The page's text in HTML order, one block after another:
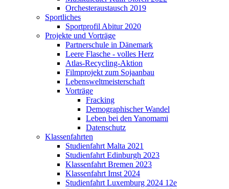
Orchesteraustausch 2019
Sportliches
Sportprofil Abitur 2020
Projekte und Vorträge
Partnerschule in Dänemark
Leere Flasche - volles Herz
Atlas-Recycling-Aktion
Filmprojekt zum Sojaanbau
Lebensweltmeisterschaft
Vorträge
Fracking
Demographischer Wandel
Leben bei den Yanomami
Datenschutz
Klassenfahrten
Studienfahrt Malta 2021
Studienfahrt Edinburgh 2023
Klassenfahrt Bremen 2023
Klassenfahrt Imst 2024
Studienfahrt Luxemburg 2024 12e